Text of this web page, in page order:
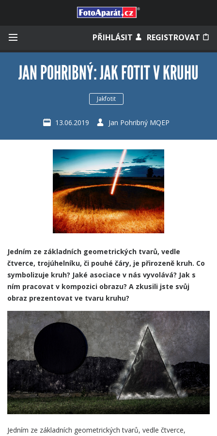
PŘIHLÁSIT REGISTROVAT
JAN POHRIBNÝ: JAK FOTIT V KRUHU
Jakfotit
13.06.2019 Jan Pohribný MQEP
Jedním ze základních geometrických tvarů, vedle
čtverce, trojúhelníku, či pouhé čáry, je přirozeně kruh. Co
symbolizuje kruh? Jaké asociace v nás vyvolává? Jak s
ním pracovat v kompozici obrazu? A zkusili jste svůj
obraz prezentovat ve tvaru kruhu?
Jedním ze základních geometrických tvarů, vedle čtverce,